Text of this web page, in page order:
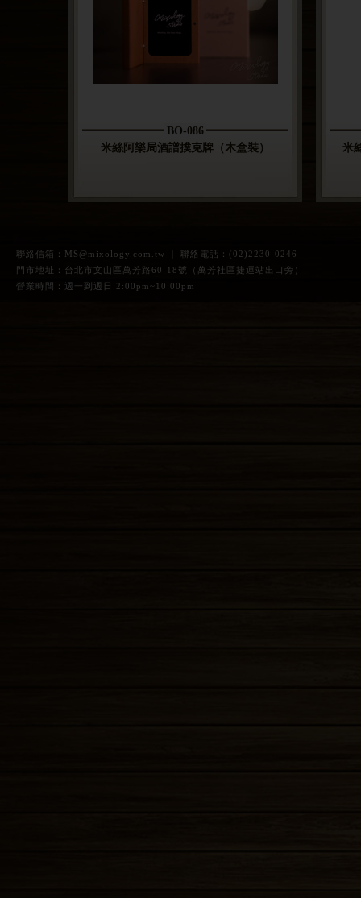
BO-086
米絲阿樂局酒譜撲克牌（木盒裝）
米
聯絡信箱： MS@mixology.com.tw | 聯絡電話：(02)2230-0246
門市地址：台北市文山區萬芳路60-18號（萬芳社區捷運站出口旁）
營業時間：週一到週日 2:00pm~10:00pm